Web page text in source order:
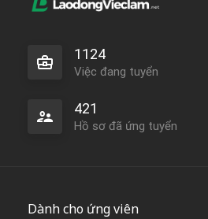
1124
Việc đang tuyển
421
Hồ sơ đã ứng tuyển
Dành cho ứng viên